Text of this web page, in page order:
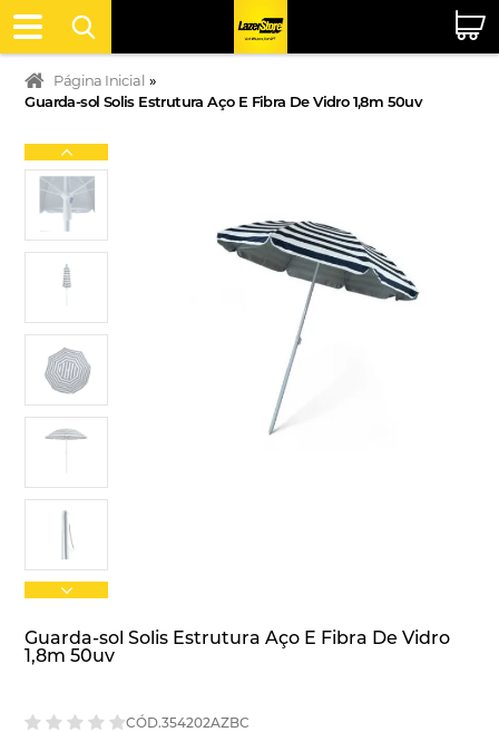
Página Inicial »
Guarda-sol Solis Estrutura Aço E Fibra De Vidro 1,8m 50uv
Guarda-sol Solis Estrutura Aço E Fibra De Vidro
1,8m 50uv
CÓD.354202AZBC